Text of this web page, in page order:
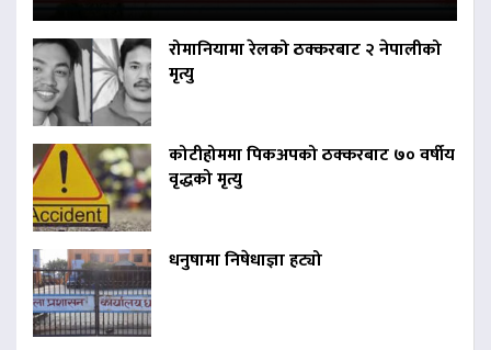
रोमानियामा रेलको ठक्करबाट २ नेपालीको
मृत्यु
कोटीहोममा पिकअपको ठक्करबाट ७० वर्षीय
वृद्धको मृत्यु
धनुषामा निषेधाज्ञा हट्यो